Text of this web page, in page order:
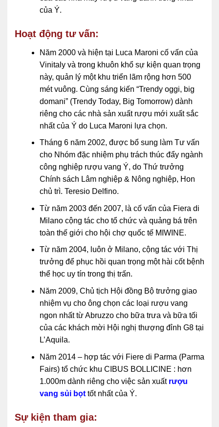
của Ý.
Hoạt động tư vấn:
Năm 2000 và hiện tại Luca Maroni cố vấn của
Vinitaly và trong khuôn khổ sự kiện quan trọng
này, quản lý một khu triển lãm rộng hơn 500
mét vuông. Cùng sáng kiến ​​“Trendy oggi, big
domani” (Trendy Today, Big Tomorrow) dành
riêng cho các nhà sản xuất rượu mới xuất sắc
nhất của Ý do Luca Maroni lựa chọn.
Tháng 6 năm 2002, được bổ sung làm Tư vấn
cho Nhóm đặc nhiệm phụ trách thúc đẩy ngành
công nghiệp rượu vang Ý, do Thứ trưởng
Chính sách Lâm nghiệp & Nông nghiệp, Hon
chủ trì. Teresio Delfino.
Từ năm 2003 đến 2007, là cố vấn của Fiera di
Milano cộng tác cho tổ chức và quảng bá trên
toàn thế giới cho hội chợ quốc tế MIWINE.
Từ năm 2004, luôn ở Milano, cộng tác với Thị
trưởng để phục hồi quan trọng một hài cốt bệnh
thể học uy tín trong thị trấn.
Năm 2009, Chủ tịch Hội đồng Bộ trưởng giao
nhiệm vụ cho ông chọn các loại rượu vang
ngon nhất từ ​​Abruzzo cho bữa trưa và bữa tối
của các khách mời Hội nghị thượng đỉnh G8 tại
L’Aquila.
Năm 2014 – hợp tác với Fiere di Parma (Parma
Fairs) tổ chức khu CIBUS BOLLICINE : hơn
1.000m dành riêng cho việc sản xuất rượu
vang sủi bọttốt nhất của Ý.
Sự kiện tham gia: